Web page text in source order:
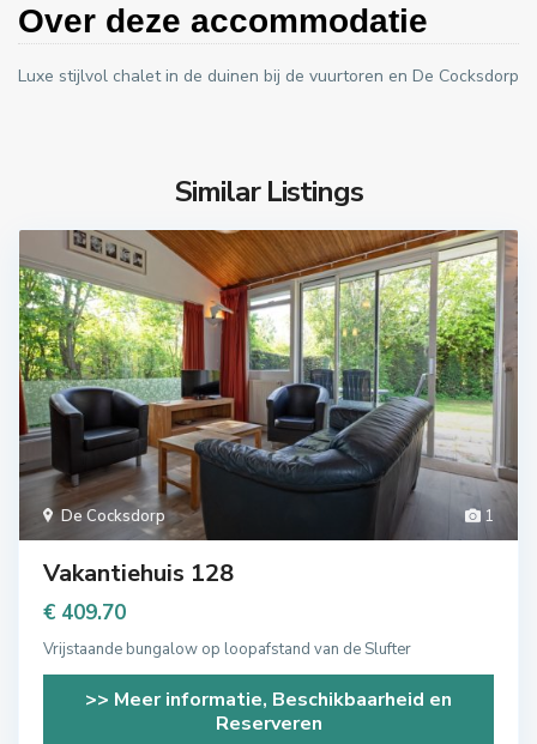
Over deze accommodatie
Luxe stijlvol chalet in de duinen bij de vuurtoren en De Cocksdorp
Similar Listings
1
De Cocksdorp
Vakantiehuis 128
€ 409.70
Vrijstaande bungalow op loopafstand van de Slufter
>> Meer informatie, Beschikbaarheid en
Reserveren